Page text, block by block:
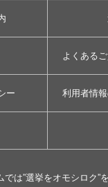
よくある
ー 利用者情
は”選挙をオモシロク”